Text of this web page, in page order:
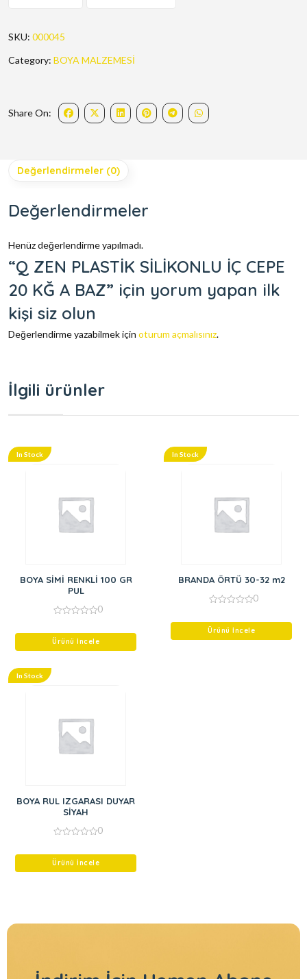
SKU: 000045
Category: BOYA MALZEMESİ
Share On:
Değerlendirmeler (0)
Değerlendirmeler
Henüz değerlendirme yapılmadı.
“Q ZEN PLASTİK SİLİKONLU İÇ CEPE
20 KĞ A BAZ” için yorum yapan ilk
kişi siz olun
Değerlendirme yazabilmek için oturum açmalısınız.
İlgili ürünler
In Stock
BOYA SİMİ RENKLİ 100 GR
PUL
of
0
Ürünü İncele
In Stock
BRANDA ÖRTÜ 30-32 m2
of
0
Ürünü İncele
In Stock
BOYA RUL IZGARASI DUYAR
SİYAH
of
0
Ürünü İncele